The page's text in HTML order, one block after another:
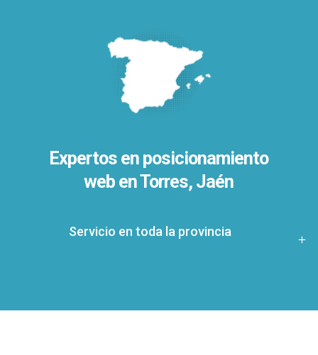
Expertos en posicionamiento
web en Torres, Jaén
Servicio en toda la provincia